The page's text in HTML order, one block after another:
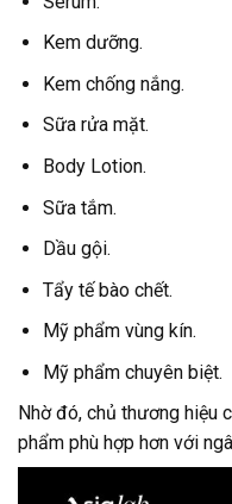
Kem dưỡng.
Kem chống nắng.
Sữa rửa mặt.
Body Lotion.
Sữa tắm.
Dầu gội.
Tẩy tế bào chết.
Mỹ phẩm vùng kín.
Mỹ phẩm chuyên biệt.
Nhờ đó, chủ thương hiệu
phẩm phù hợp hơn với